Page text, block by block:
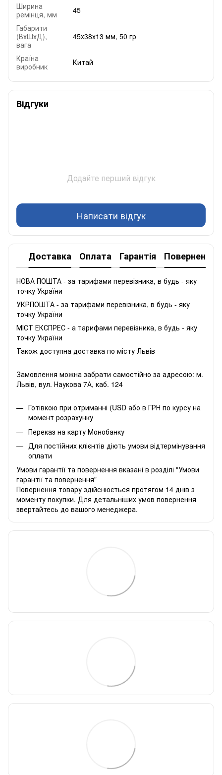
Ширина
ремінця, мм
45
Габарити
(ВхШхД),
вага
45x38x13 мм, 50 гр
Країна
виробник
Китай
Відгуки
Додайте перший відгук
Написати відгук
Доставка Оплата Гарантія Повернення
НОВА ПОШТА - за тарифами перевізника, в будь - яку
точку України
УКРПОШТА - за тарифами перевізника, в будь - яку
точку України
МІСТ ЕКСПРЕС - а тарифами перевізника, в будь - яку
точку України
Також доступна доставка по місту Львів
Замовлення можна забрати самостійно за адресою: м.
Львів, вул. Наукова 7А, каб. 124
Готівкою при отриманні (USD або в ГРН по курсу на
момент розрахунку
Переказ на карту Монобанку
Для постійних клієнтів діють умови відтермінування
оплати
Умови гарантії та повернення вказані в розділі "Умови
гарантії та повернення"
Повернення товару здійснюється протягом 14 днів з
моменту покупки. Для детальніших умов повернення
звертайтесь до вашого менеджера.